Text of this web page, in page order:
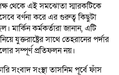
থেকে এই সমঝোতা স্মারকটিকে
বর্ণনা করে এর গুরুত্ব কিছুটা
মার্কিন কর্মকর্তারা জানান, এটি
যুক্তরাষ্ট্রের সাথে তেহরানের পর্দার
সম্পূর্ণ প্রতিফলন নয়।
সংবাদ সংস্থা তাসনিম পূর্বে ফাঁস